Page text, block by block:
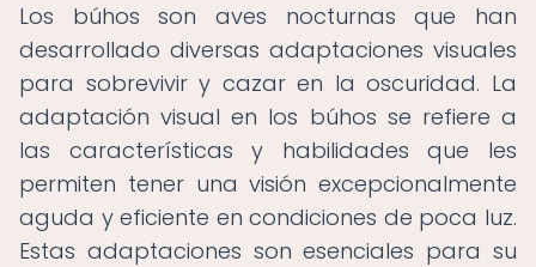
Los búhos son aves nocturnas que han
desarrollado diversas adaptaciones visuales
para sobrevivir y cazar en la oscuridad. La
adaptación visual en los búhos se refiere a
las características y habilidades que les
permiten tener una visión excepcionalmente
aguda y eficiente en condiciones de poca luz.
Estas adaptaciones son esenciales para su